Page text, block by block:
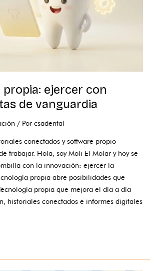
propia: ejercer con
de vanguardia
/ Porcsadental
conectados y software propio
trabajar. Hola, soy Moli El Molar y hoy se
con la innovación: ejercer la
propia abre posibilidades que
propia que mejora el día a día
historiales conectados e informes digitales